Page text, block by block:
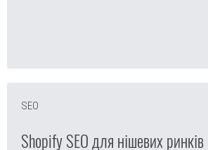
SEO
Shopify SEO для нішевих ринків